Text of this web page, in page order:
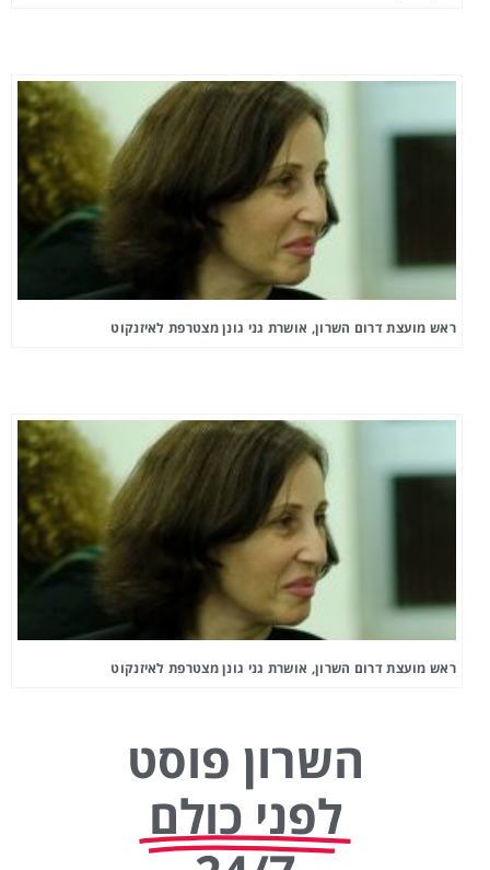
ראש מועצת דרום השרון, אושרת גני גונן מצטרפת לאיזנקוט
ראש מועצת דרום השרון, אושרת גני גונן מצטרפת לאיזנקוט
השרון פוסט
לפני כולם